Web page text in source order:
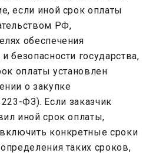
если иной срок оплаты
РФ,
обеспечения
безопасности государства,
оплаты установлен
о закупке
ФЗ). Если заказчик
иной срок оплаты,
конкретные сроки
таких сроков,